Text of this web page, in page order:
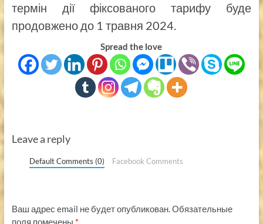
термін дії фіксованого тарифу буде
продовжено до 1 травня 2024.
Spread the love
Leave a reply
Default Comments (0) Facebook Comments
Ваш адрес email не будет опубликован.Обязательные
поля помечены *